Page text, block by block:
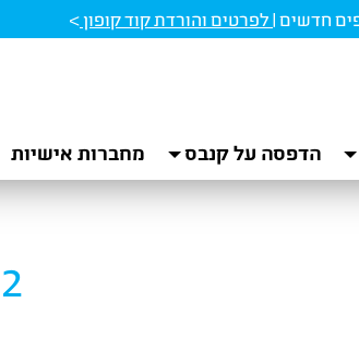
לפרטים והורדת קוד קופון>
הדפסה על קנבס מחברות אישיות